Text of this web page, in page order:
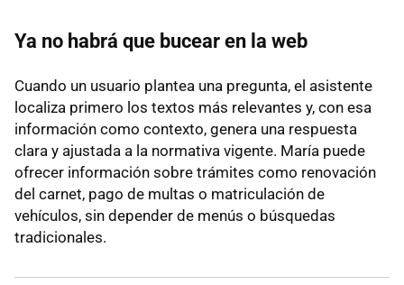
Ya no habrá que bucear en la web
Cuando un usuario plantea una pregunta, el asistente
localiza primero los textos más relevantes y, con esa
información como contexto, genera una respuesta
clara y ajustada a la normativa vigente. María puede
ofrecer información sobre trámites como renovación
del carnet, pago de multas o matriculación de
vehículos, sin depender de menús o búsquedas
tradicionales.